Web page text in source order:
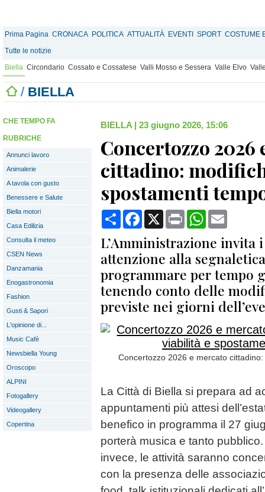
Prima Pagina CRONACA POLITICA ATTUALITÀ EVENTI SPORT COSTUME
Tutte le notizie
Biella Circondario Cossato e Cossatese Valli Mosso e Sessera Valle Elvo
/ BIELLA
CHE TEMPO FA
RUBRICHE
Annunci lavoro
Animalerie
A tavola con gusto
Benessere e Salute
Biella motori
Casa Edilizia
Consulta il meteo
CSEN News
Danzamania
Enogastronomia
Fashion
Gusti & Sapori
L'opinione di...
Music Cafè
Newsbiella Young
Oroscopo
ALPINI
Fotogallery
Videogallery
Copertina
BIELLA | 23 giugno 2026, 15:06
Concertozzo 2026
cittadino:
spostamenti
CondividiFacebook
X Print WhatsApp
L’Amministrazione invita
attenzione alla
programmare per tempo
tenendo conto delle
previste nei giorni
Concertozzo 2026 e mercato
La Città di Biella si prepara ad
appuntamenti più attesi
benefico in programma il 27
porterà musica e tanto
invece, le attività saranno
con la presenza delle